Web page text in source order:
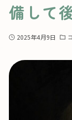
備して
2025年4月9日